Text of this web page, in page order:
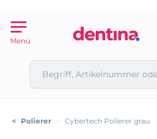
Menü
< Polierer > Cybertech Polierer grau